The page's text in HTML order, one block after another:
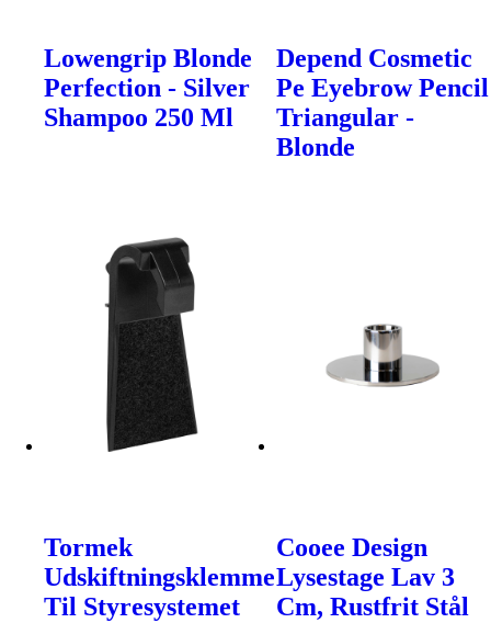
Lowengrip Blonde
Perfection - Silver
Shampoo 250 Ml
Depend Cosmetic
Pe Eyebrow Pencil
Triangular -
Blonde
Tormek
Udskiftningsklemme
Til Styresystemet
Cooee Design
Lysestage Lav 3
Cm, Rustfrit Stål